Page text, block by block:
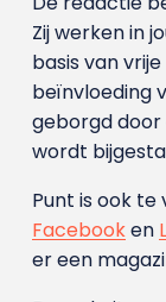
Zij werken in
basis van
beïnvloeding
geborgd door
wordt
Punt is ook te
Facebooken
er een